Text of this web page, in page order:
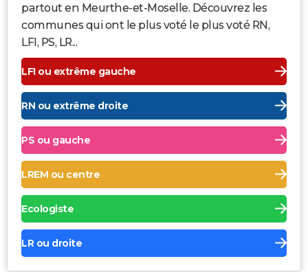
partout en Meurthe-et-Moselle. Découvrez les
communes qui ont le plus voté le plus voté RN,
LFI, PS, LR...
LFI ou extrême gauche
RN ou extrême droite
PS ou gauche
LREM ou centre
Ecologiste
LR ou droite